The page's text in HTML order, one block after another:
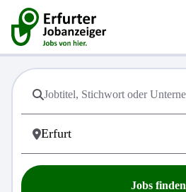
Jobs finden